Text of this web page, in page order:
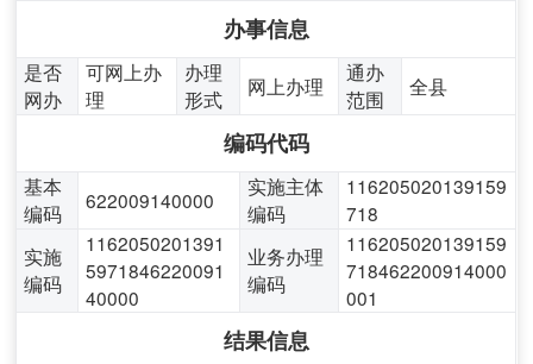
办事信息
是否
网办
可网上办
理
办理
形式
网上办理
通办
范围
全县
编码代码
基本
编码
622009140000
实施主体
编码
116205020139159
718
实施
编码
1162050201391
5971846220091
40000
业务办理
编码
116205020139159
718462200914000
001
结果信息